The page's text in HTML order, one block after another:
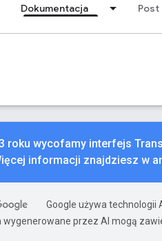
Dokumentacja Post
roku wycofamy interfejs
informacji znajdziesz w
Google używa technologii
wygenerowane przez AI mogą